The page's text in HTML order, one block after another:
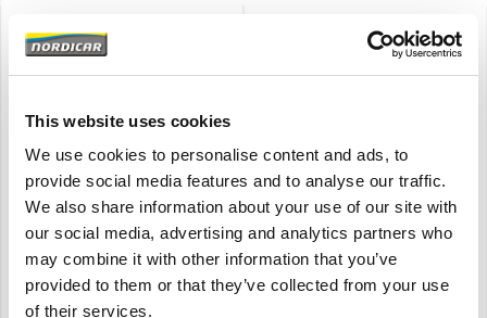
This website uses cookies
We use cookies to personalise content and ads, to
provide social media features and to analyse our traffic.
We also share information about your use of our site with
our social media, advertising and analytics partners who
may combine it with other information that you’ve
provided to them or that they’ve collected from your use
of their services.
Brand
Train arrière – kit de silent
bloc- caoutchouc Volvo
Amazon P1800 1968
600403
Amazon P1800S
Jeu de bagues en
caoutchouc d'essieu
arrière Volvo Amazon
P220 1961-1966 600406
Amazon-combi